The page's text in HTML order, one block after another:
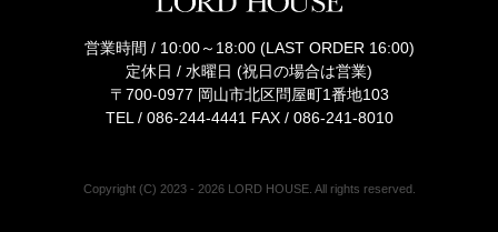
営業時間 / 10:00～18:00 (LAST ORDER 16:00)
定休日 / 水曜日 (祝日の場合は営業)
〒700-0977 岡山市北区問屋町1番地103
TEL / 086-244-4441 FAX / 086-241-8010
Copyright (C) 2023 - 2026 LORD HOUSE. All rights reserved.